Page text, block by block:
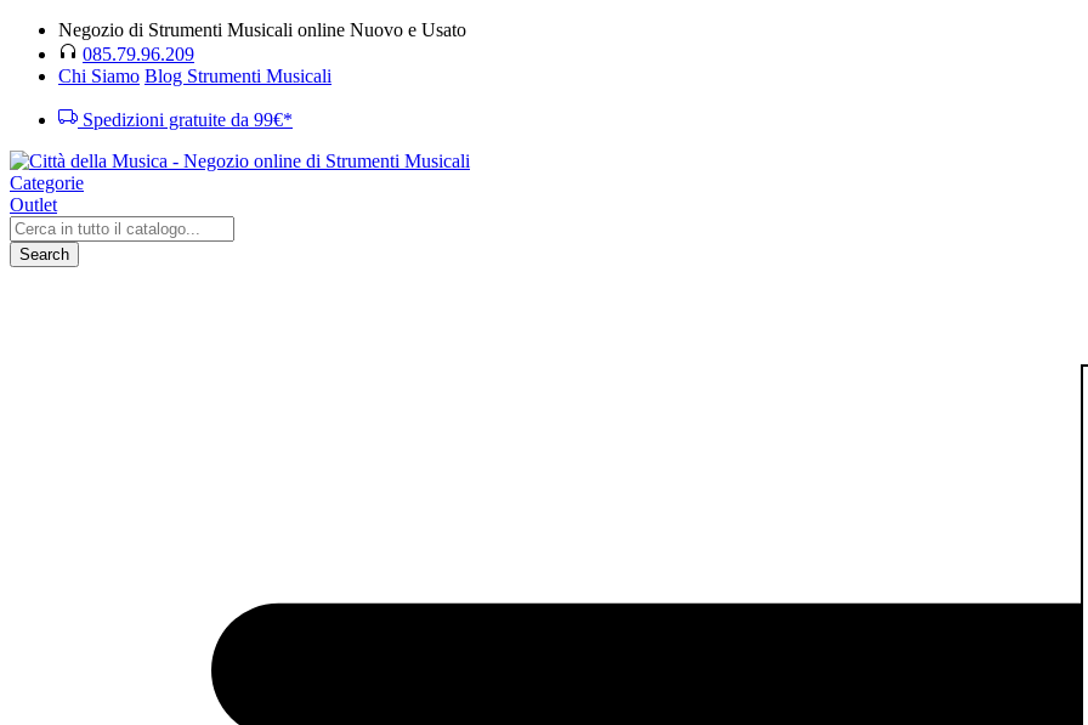
Negozio di Strumenti Musicali online Nuovo e Usato
085.79.96.209
Chi Siamo Blog Strumenti Musicali
Spedizioni gratuite da 99€*
Categorie
Outlet
Search